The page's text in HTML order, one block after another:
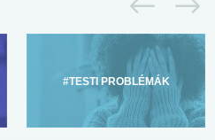
#TESTI PROBLÉMÁK